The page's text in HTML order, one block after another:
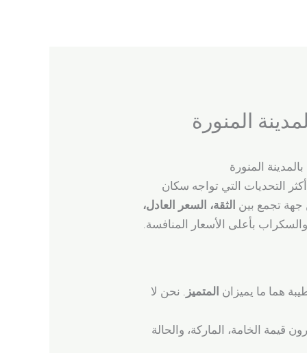
المنورة
المنورة
التحديات التي تواجه سكان
جهة تجمع بين الثقة، السعر العادل،
بأعلى الأسعار المنافسة.
هما ما يميزان المتميز . نحن لا
قيمة الخامة، الماركة، والحالة